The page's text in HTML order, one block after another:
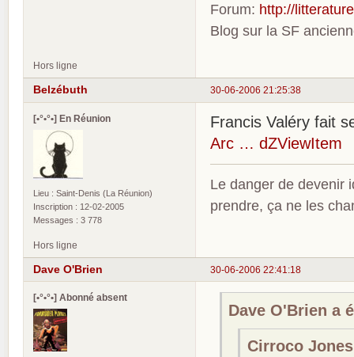
Forum: http://
Blog sur la SF
Hors ligne
30-06-2006 21:25:38
Belzébuth
[•°•°•] En Réunion
Lieu : Saint-Denis (La Réunion)
Inscription : 12-02-2005
Messages : 3 778
Francis Valéry fait
Arc … dZViewItem
Le danger de devenir
prendre, ça ne les
Hors ligne
30-06-2006 22:41:18
Dave O'Brien
[•°•°•] Abonné absent
Dave O'Brien a
Cirroco